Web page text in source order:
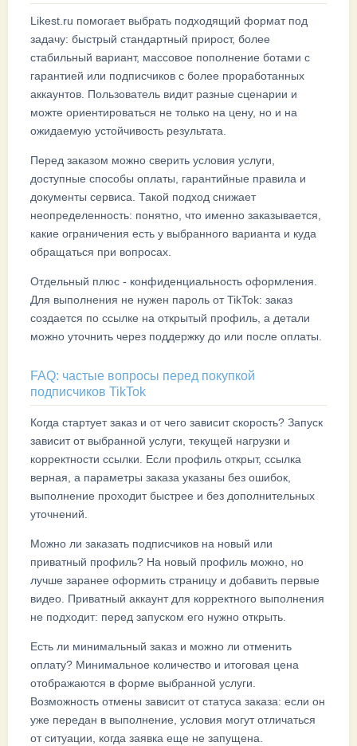
Likest.ru помогает выбрать подходящий формат под
задачу: быстрый стандартный прирост, более
стабильный вариант, массовое пополнение ботами с
гарантией или подписчиков с более проработанных
аккаунтов. Пользователь видит разные сценарии и
можте ориентироваться не только на цену, но и на
ожидаемую устойчивость результата.
Перед заказом можно сверить условия услуги,
доступные способы оплаты, гарантийные правила и
документы сервиса. Такой подход снижает
неопределенность: понятно, что именно заказывается,
какие ограничения есть у выбранного варианта и куда
обращаться при вопросах.
Отдельный плюс - конфиденциальность оформления.
Для выполнения не нужен пароль от TikTok: заказ
создается по ссылке на открытый профиль, а детали
можно уточнить через поддержку до или после оплаты.
FAQ: частые вопросы перед покупкой
подписчиков TikTok
Когда стартует заказ и от чего зависит скорость? Запуск
зависит от выбранной услуги, текущей нагрузки и
корректности ссылки. Если профиль открыт, ссылка
верная, а параметры заказа указаны без ошибок,
выполнение проходит быстрее и без дополнительных
уточнений.
Можно ли заказать подписчиков на новый или
приватный профиль? На новый профиль можно, но
лучше заранее оформить страницу и добавить первые
видео. Приватный аккаунт для корректного выполнения
не подходит: перед запуском его нужно открыть.
Есть ли минимальный заказ и можно ли отменить
оплату? Минимальное количество и итоговая цена
отображаются в форме выбранной услуги.
Возможность отмены зависит от статуса заказа: если он
уже передан в выполнение, условия могут отличаться
от ситуации, когда заявка еще не запущена.